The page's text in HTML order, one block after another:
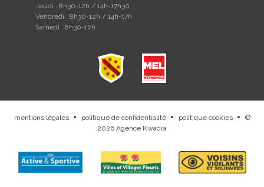
Jeudi : 8h30-12h / 14h-17h30
Vendredi : 8h30-12h / 14h-17h
Samedi : 8h30-12h
mentions légales . politique de confidentialité . politique cookies .
©
2026 Agence Kwadra